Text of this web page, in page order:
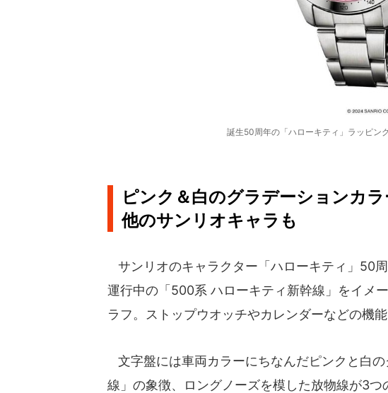
誕生50周年の「ハローキティ」ラッピン
ピンク＆白のグラデーションカ
他のサンリオキャラも
サンリオのキャラクター「ハローキティ」50
運行中の「500系 ハローキティ新幹線」をイメ
ラフ。ストップウオッチやカレンダーなどの機能
文字盤には車両カラーにちなんだピンクと白
線」の象徴、ロングノーズを模した放物線が3つ